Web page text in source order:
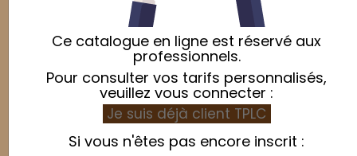
Ce catalogue en ligne est réservé aux
professionnels.
Pour consulter vos tarifs personnalisés,
veuillez vous connecter :
Je suis déjà client TPLC
Si vous n'êtes pas encore inscrit :